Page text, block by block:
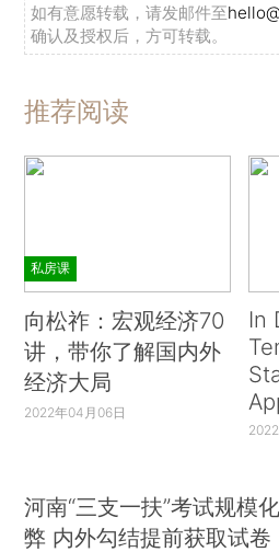
如有意愿转载，请发邮件至
确认及授权后，方可转载。
推荐阅读
私房课
向松祚：宏观经济70
讲，带你了解国内外
经济大局
2022年04月06日
In
河南“三支一扶”考试规模
弊 内外勾结提前获取试卷